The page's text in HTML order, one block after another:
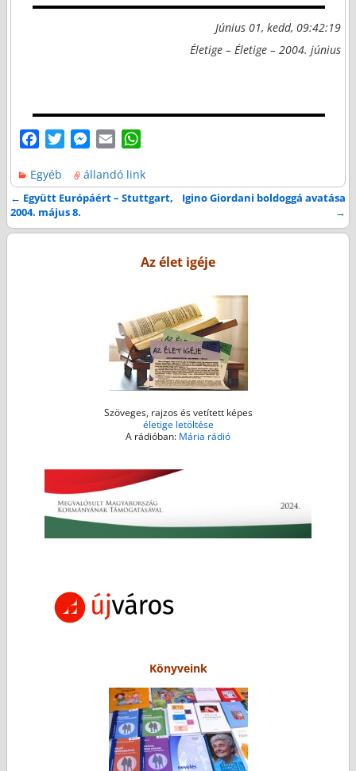
Június 01, kedd, 09:42:19
Életige – Életige – 2004. június
c
e
b
o
t
t
e
M
s
s
n
a
i
a
t
A
p
p
Egyéb állandó link
Bejegyzés navigáció
← Együtt Európáért – Stuttgart,
2004. május 8.
Igino Giordani boldoggá avatása
→
Az élet igéje
Szöveges, rajzos és vetített képes
életige letöltése
A rádióban: Mária rádió
Könyveink